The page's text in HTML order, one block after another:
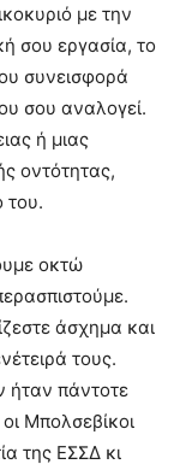
με την
σου εργασία, το
συνεισφορά
σου αναλογεί.
ή μιας
οντότητας,
του.
οκτώ
άσχημα και
τους.
ήταν πάντοτε
Μπολσεβίκοι
της ΕΣΣΔ κι